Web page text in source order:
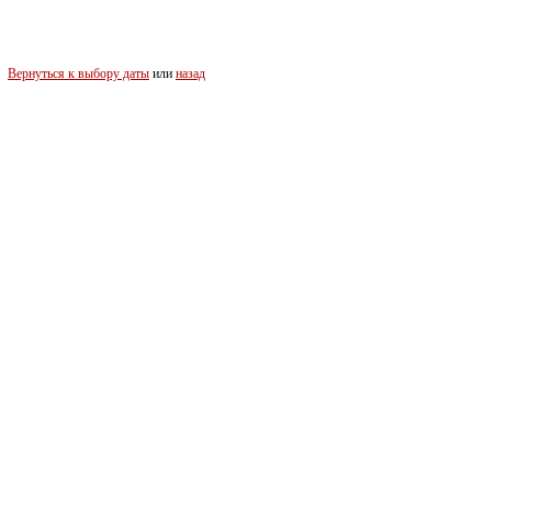
Вернуться к выбору даты или назад